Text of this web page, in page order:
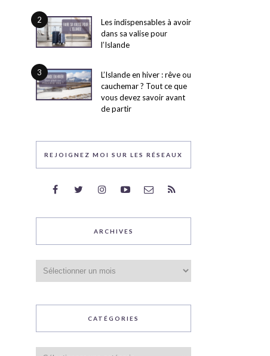
2
Les indispensables à avoir
dans sa valise pour
l’Islande
3
L’Islande en hiver : rêve ou
cauchemar ? Tout ce que
vous devez savoir avant
de partir
REJOIGNEZ MOI SUR LES RÉSEAUX
ARCHIVES
CATÉGORIES